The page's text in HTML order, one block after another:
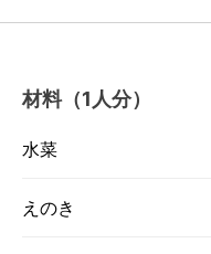
材料（1人分）
水菜
えのき